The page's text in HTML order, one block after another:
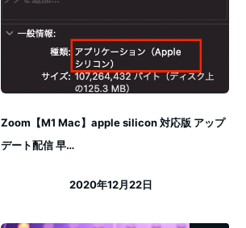
Zoom【M1 Mac】apple silicon 対応版 アップ
デート配信 早…
2020年12月22日